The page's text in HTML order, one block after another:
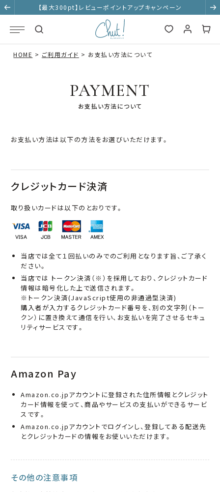
【最大300pt】レビューポイントアップキャンペーン
HOME ご利用ガイド お支払い方法について
PAYMENT
お支払い方法について
お支払い方法は以下の方法をお選びいただけます。
クレジットカード決済
取り扱いカードは以下のとおりです。
当店では全て１回払いのみでのご利用となります旨、ご了承く
ださい。
当店では トークン決済（※）を採用しており、クレジットカード
情報は暗号化した上で送信されます。
※トークン決済(JavaScript使用の非通過型決済)
購入者が入力するクレジットカード番号を、別の文字列（トー
クン）に置き換えて通信を行い、お支払いを完了させるセキュ
リティサービスです。
Amazon Pay
Amazon.co.jpアカウントに登録された住所情報とクレジット
カード情報を使って、商品やサービスの支払いができるサービ
スです。
Amazon.co.jpアカウントでログインし、登録してある配送先
とクレジットカードの情報をお使いいただけます。
その他の注意事項